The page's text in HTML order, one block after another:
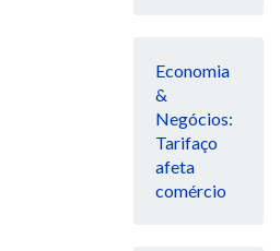
Economia
&
Negócios:
Tarifaço
afeta
comércio